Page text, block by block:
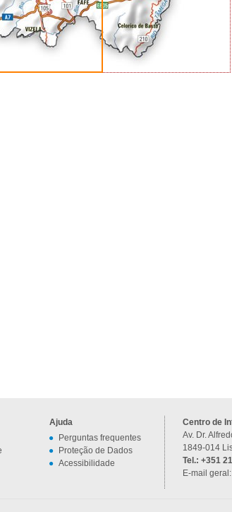
Ajuda
Perguntas frequentes
Proteção de Dados
Acessibilidade
Centro de
Av. Dr.
1849-014
Tel.: +351
E-mail geral: